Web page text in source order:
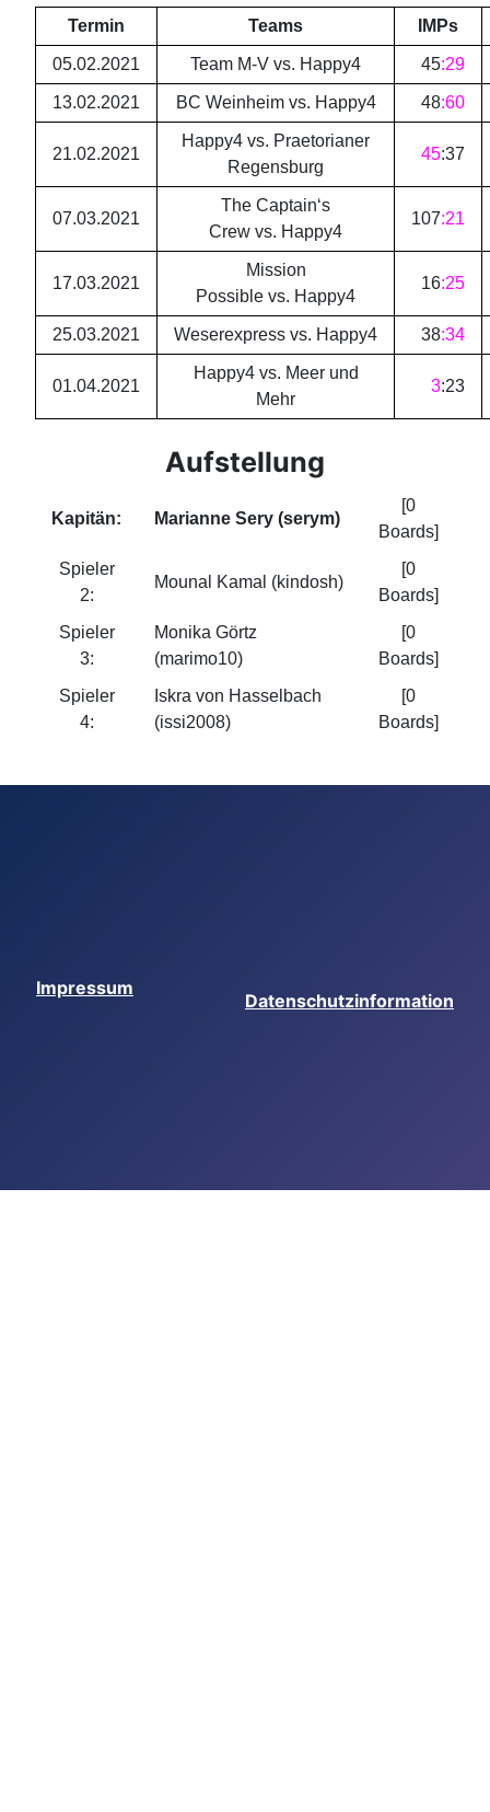
Termin Teams IMPs
05.02.2021 Team M-V vs. Happy4 45:29
13.02.2021 BC Weinheim vs. Happy4 48:60
21.02.2021
Happy4 vs. Praetorianer
Regensburg
45:37
07.03.2021
The Captain‘s
Crew vs. Happy4
107:21
17.03.2021
Mission
Possible vs. Happy4
16:25
25.03.2021 Weserexpress vs. Happy4 38:34
01.04.2021
Happy4 vs. Meer und
Mehr
3:23
Aufstellung
Kapitän: Marianne Sery (serym)
[0
Boards]
Spieler
2:
Mounal Kamal (kindosh)
[0
Boards]
Spieler
3:
Monika Görtz
(marimo10)
[0
Boards]
Spieler
4:
Iskra von Hasselbach
(issi2008)
[0
Boards]
Impressum
Datenschutzinformation